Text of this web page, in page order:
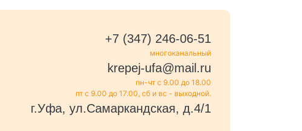
+7 (347) 246-06-51
многоканальный
krepej-ufa@mail.ru
пн-чт с 9.00 до 18.00
пт с 9.00 до 17.00, сб и вс - выходной.
г.Уфа, ул.Самаркандская, д.4/1